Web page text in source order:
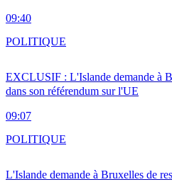
09:40
EXCLUSIF : L'Islande demande à
dans son référendum sur l'UE
09:07
POLITIQUE
L'Islande demande à Bruxelles de
POLITIQUE